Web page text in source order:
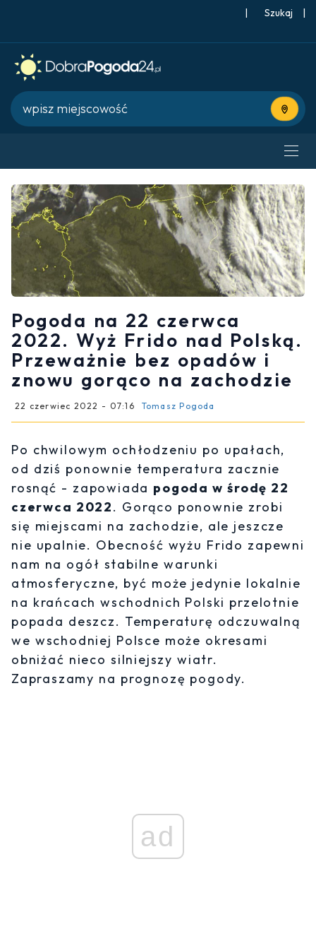
| |
Użyj
Pogoda na 22 czerwca
2022. Wyż Frido nad Polską.
Przeważnie bez opadów i
znowu gorąco na zachodzie
22 czerwiec 2022 - 07:16 Tomasz Pogoda
Po chwilowym ochłodzeniu po upałach,
od dziś ponownie temperatura zacznie
rosnąć - zapowiada pogoda w środę 22
czerwca 2022. Gorąco ponownie zrobi
się miejscami na zachodzie, ale jeszcze
nie upalnie. Obecność wyżu Frido zapewni
nam na ogół stabilne warunki
atmosferyczne, być może jedynie lokalnie
na krańcach wschodnich Polski przelotnie
popada deszcz. Temperaturę odczuwalną
we wschodniej Polsce może okresami
obniżać nieco silniejszy wiatr.
Zapraszamy na prognozę pogody.
ad